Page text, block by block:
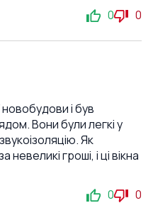
0 0
і був
Вони були легкі у
Як
гроші, і ці вікна
0 0